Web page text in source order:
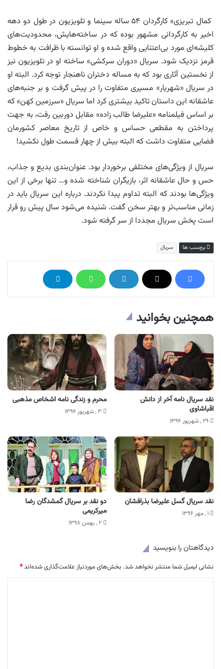
کمال تبریزی» کارگردان ۵۴ ساله سینما و تلویزیون در طول دو دهه
اخیر به کارگردانی مشهور بوده که در ساخته‌هایش، محدودیت‌های
کلیشه‌ای مورد بی‌اعتنایی واقع شده و او توانسته با ظرافت به خطوط
قرمز نزدیک شود. سریال «دوران سرکشی» ساخته او در تلویزیون نیز
از نخستین آثاری بود که به مساله دختران ناهنجار توجه کرد. البته او
در سریال «شهریار» مسیری متفاوت را در پیش گرفت و بر جنبه‌های
عاشقانه این داستان تاکید بیشتری کرد اما سریال «سرزمین کهن» که
بر اساس فیلمنامه «علیرضا طالب زاده» مقابل دوربین رفت، به جهت
پرداختن به مقطعی حساس و خاص از تاریخ معاصر کشورمان
فضایی متفاوت داشت که البته بیش از چهار قسمت طول نکشید!
سریال از ویژگی‌های مختلفی برخوردار بود. عنوان‌بندی بدیع و جذاب،
حس و حال عاشقانه اثر، بازیگران شناخته شده و… تنها برخی از این
ویژگی‌ها بودند که البته تداوم پیدا نکردند. درباره این سریال باید در
زمانی مناسب‌تر و بهتر سخن گفت. شنیده می‌شود سال پیش رو قرار
است پخش سریال مجددا از سر گرفته شود.
برچسب ها سریال
همچنین بخوانید
نقد سریال نامه آخر از دانش
اقباشاوی
۲۹ , شهریور ۱۳۹۶
محرم و زندگی نامه اشخاص مذهبی
۳ , شهریور ۱۳۹۶
نقد سریال گسل علیرضا بذرافشان
۱ , مهر ۱۳۹۶
دو نقد بر سریال گمشدگان رضا
میرکریمی
۲ , بهمن ۱۳۹۸
دیدگاهتان را بنویسید
نشانی ایمیل شما منتشر نخواهد شد. بخش‌های موردنیاز علامت‌گذاری شده‌اند*